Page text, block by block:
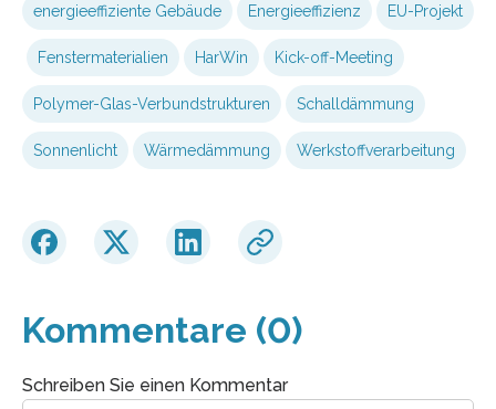
energieeffiziente Gebäude Energieeffizienz EU-Projekt
Fenstermaterialien HarWin Kick-off-Meeting
Polymer-Glas-Verbundstrukturen Schalldämmung
Sonnenlicht Wärmedämmung Werkstoffverarbeitung
Kommentare (0)
Schreiben Sie einen Kommentar